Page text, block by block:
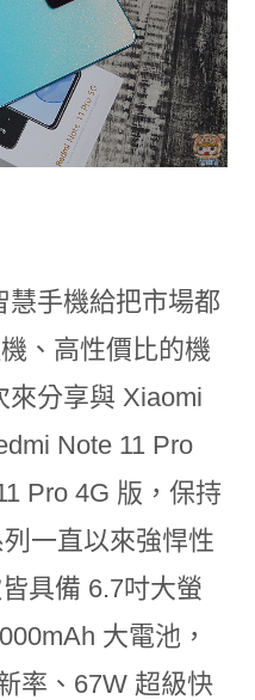
慧手機給把市場都
、高性價比的機
來分享與 Xiaomi
Note 11 Pro
Pro 4G 版，保持
一直以來強悍性
具備 6.7吋大螢
大電池，
率、67W 超級快